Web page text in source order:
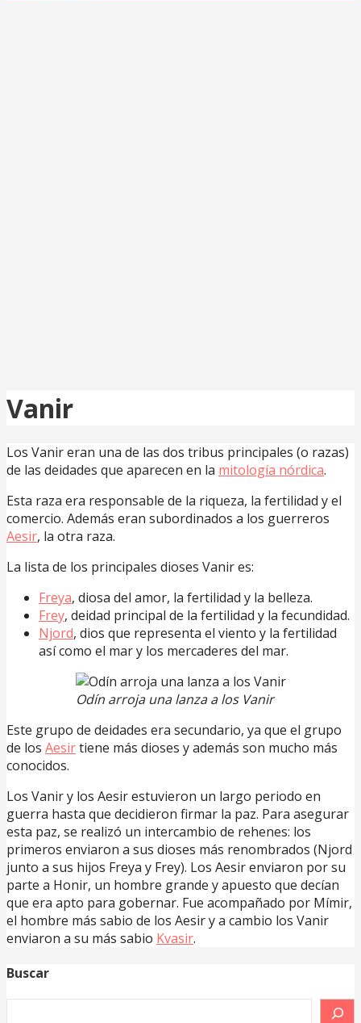
Vanir
Los Vanir eran una de las dos tribus principales (o razas)
de las deidades que aparecen en la mitología nórdica.
Esta raza era responsable de la riqueza, la fertilidad y el
comercio. Además eran subordinados a los guerreros
Aesir, la otra raza.
La lista de los principales dioses Vanir es:
Freya, diosa del amor, la fertilidad y la belleza.
Frey, deidad principal de la fertilidad y la fecundidad.
Njord, dios que representa el viento y la fertilidad
así como el mar y los mercaderes del mar.
Odín arroja una lanza a los Vanir
Este grupo de deidades era secundario, ya que el grupo
de los Aesirtiene más dioses y además son mucho más
conocidos.
Los Vanir y los Aesir estuvieron un largo periodo en
guerra hasta que decidieron firmar la paz. Para asegurar
esta paz, se realizó un intercambio de rehenes: los
primeros enviaron a sus dioses más renombrados (Njord
junto a sus hijos Freya y Frey). Los Aesir enviaron por su
parte a Honir, un hombre grande y apuesto que decían
que era apto para gobernar. Fue acompañado por Mímir,
el hombre más sabio de los Aesir y a cambio los Vanir
enviaron a su más sabio Kvasir.
Buscar